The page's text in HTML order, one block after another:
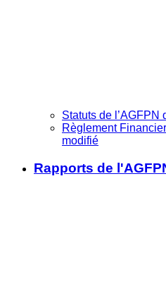
Statuts de l’AGFPN
Règlement
modifié
Rapports de